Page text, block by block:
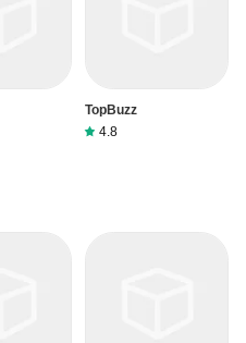
TopBuzz
4.8